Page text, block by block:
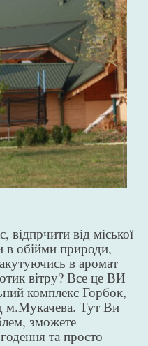
відпрчити від міської
в обійми природи,
в аромат
вітру? Все це ВИ
комплекс Горбок,
м.Мукачева. Тут Ви
зможете
та просто